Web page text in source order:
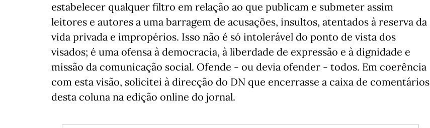
estabelecer qualquer filtro em relação ao que publicam e submeter assim
leitores e autores a uma barragem de acusações, insultos, atentados à reserva da
vida privada e impropérios. Isso não é só intolerável do ponto de vista dos
visados; é uma ofensa à democracia, à liberdade de expressão e à dignidade e
missão da comunicação social. Ofende - ou devia ofender - todos. Em coerência
com esta visão, solicitei à direcção do DN que encerrasse a caixa de comentários
desta coluna na edição online do jornal.